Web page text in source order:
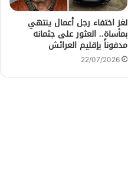
لغز اختفاء رجل أعمال ينتهي
بمأساة.. العثور على جثمانه
مدفوناً بإقليم العرائش
22/07/2026